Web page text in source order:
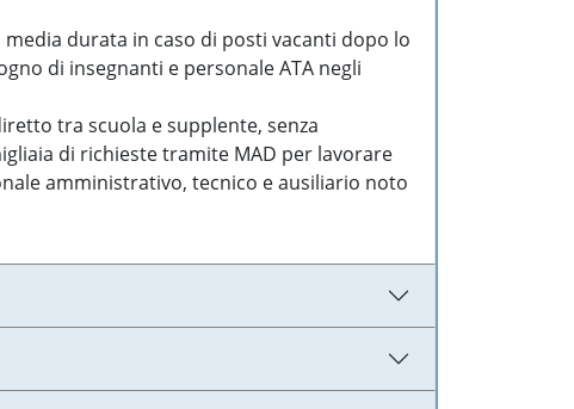
durata in caso di posti vacanti dopo lo
di insegnanti e personale ATA negli
tra scuola e supplente, senza
di richieste tramite MAD per lavorare
amministrativo, tecnico e ausiliario noto